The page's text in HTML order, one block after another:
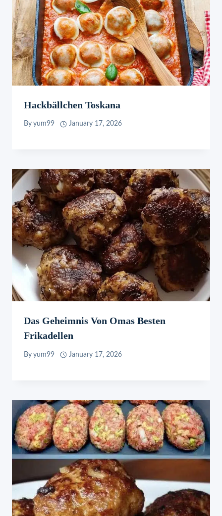
Hackbällchen Toskana
By yum99 January 17, 2026
Das Geheimnis Von Omas Besten
Frikadellen
By yum99 January 17, 2026